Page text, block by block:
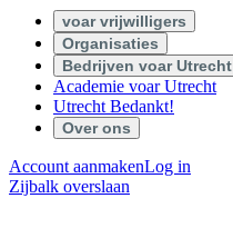
voar vrijwilligers
Organisaties
Bedrijven voar Utrecht
Academie voar Utrecht
Utrecht Bedankt!
Over ons
Account aanmakenLog in
Zijbalk overslaan